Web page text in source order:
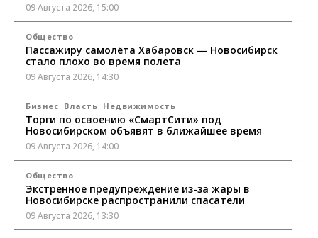
09 Августа 2026, 15:00
Общество
Пассажиру самолёта Хабаровск — Новосибирск
стало плохо во время полета
09 Августа 2026, 14:30
Бизнес Власть Недвижимость
Торги по освоению «СмартСити» под
Новосибирском объявят в ближайшее время
09 Августа 2026, 14:00
Общество
Экстренное предупреждение из-за жары в
Новосибирске распространили спасатели
09 Августа 2026, 13:30